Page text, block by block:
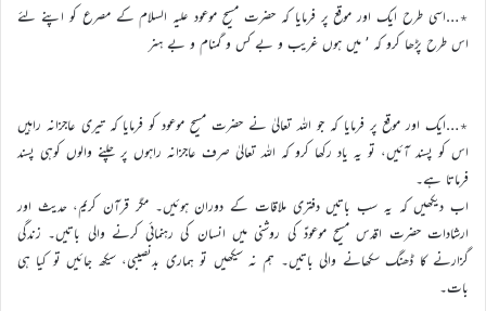
٭…اسی طرح ایک اور موقع پر فرمایا کہ حضرت مسیح موعود علیہ السلام کے مصرع کو اپنے لئے
اس طرح پڑھا کرو کہ ’ میں ہوں غریب و بے کس و گمنام و بے ہنر
٭…ایک اور موقع پر فرمایا کہ جو اللہ تعالیٰ نے حضرت مسیح موعود کو فرمایا کہ تیری عاجزانہ راہیں
اس کو پسند آئیں، تو یہ یاد رکھا کرو کہ اللہ تعالیٰ صرف عاجزانہ راہوں پر چلنے والوں کوہی پسند
فرماتا ہے۔
اب دیکھیں کہ یہ سب باتیں دفتری ملاقات کے دوران ہوئیں۔ مگر قرآن کریم، حدیث اور
ارشادات حضرت اقدس مسیح موعودؑ کی روشنی میں انسان کی رہنمائی کرنے والی باتیں۔ زندگی
گزارنے کا ڈھنگ سکھانے والی باتیں۔ ہم نہ سیکھیں تو ہماری بدنصیبی، سیکھ جائیں تو کیا ہی
بات۔